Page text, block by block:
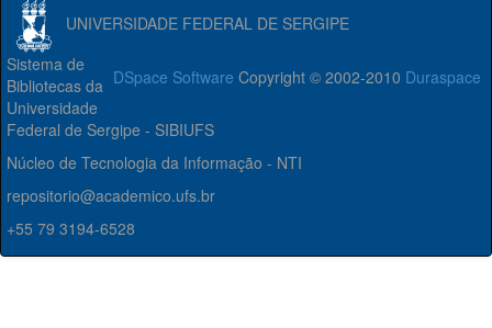
UNIVERSIDADE FEDERAL DE SERGIPE
DSpace Software Copyright © 2002-2010 Duraspace
Sistema de
Bibliotecas da
Universidade
Federal de Sergipe - SIBIUFS
Núcleo de Tecnologia da Informação - NTI
repositorio@academico.ufs.br
+55 79 3194-6528